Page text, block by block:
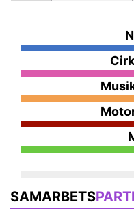
SAMARBETS